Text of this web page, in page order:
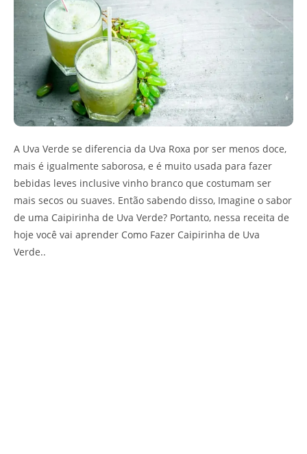
A Uva Verde se diferencia da Uva Roxa por ser menos doce,
mais é igualmente saborosa, e é muito usada para fazer
bebidas leves inclusive vinho branco que costumam ser
mais secos ou suaves. Então sabendo disso, Imagine o sabor
de uma Caipirinha de Uva Verde? Portanto, nessa receita de
hoje você vai aprender Como Fazer Caipirinha de Uva
Verde..